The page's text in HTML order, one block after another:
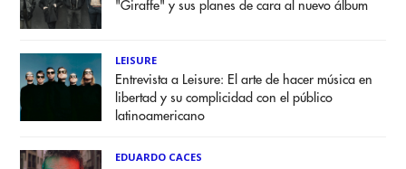
"Giraffe" y sus planes de cara al nuevo álbum
LEISURE
Entrevista a Leisure: El arte de hacer música en
libertad y su complicidad con el público
latinoamericano
EDUARDO CACES